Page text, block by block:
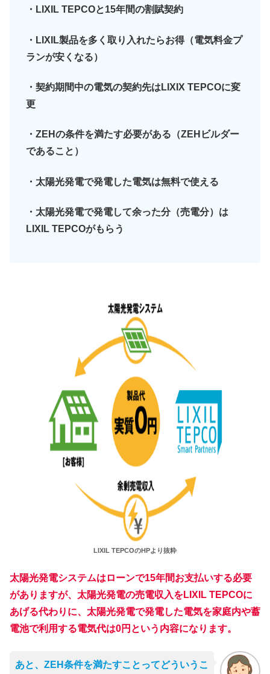
・LIXIL TEPCOと15年間の割賦契約
・LIXIL製品を多く取り入れたらお得（電気料金プ
ランが安くなる）
・契約期間中の電気の契約先はLIXIX TEPCOに変
更
・ZEHの条件を満たす必要がある（ZEHビルダー
であること）
・太陽光発電で発電した電気は無料で使える
・太陽光発電で発電して余った分（売電分）は
LIXIL TEPCOがもらう
LIXIL TEPCOのHPより抜粋
太陽光発電システムはローンで15年間お支払いする必要
がありますが、太陽光発電の売電収入をLIXIL TEPCOに
あげる代わりに、太陽光発電で発電した電気を家庭内や蓄
電池で利用する電気代は0円という内容になります。
あと、ZEH条件を満たすことってどういうこ